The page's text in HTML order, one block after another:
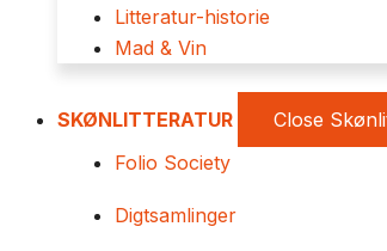
Litteratur-historie
Mad & Vin
SKØNLITTERATUR Close
Folio Society
Digtsamlinger